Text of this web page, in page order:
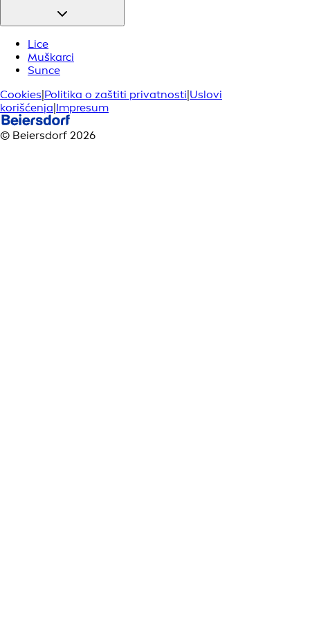
Lice
Muškarci
Sunce
Cookies Politika o zaštiti privatnosti Uslovi
korišćenja Impresum
© Beiersdorf 2026